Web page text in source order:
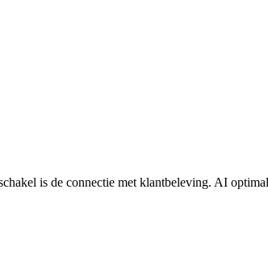
is de connectie met klantbeleving. AI